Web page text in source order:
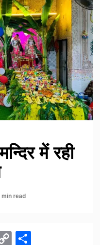
में रही
min read
Copy